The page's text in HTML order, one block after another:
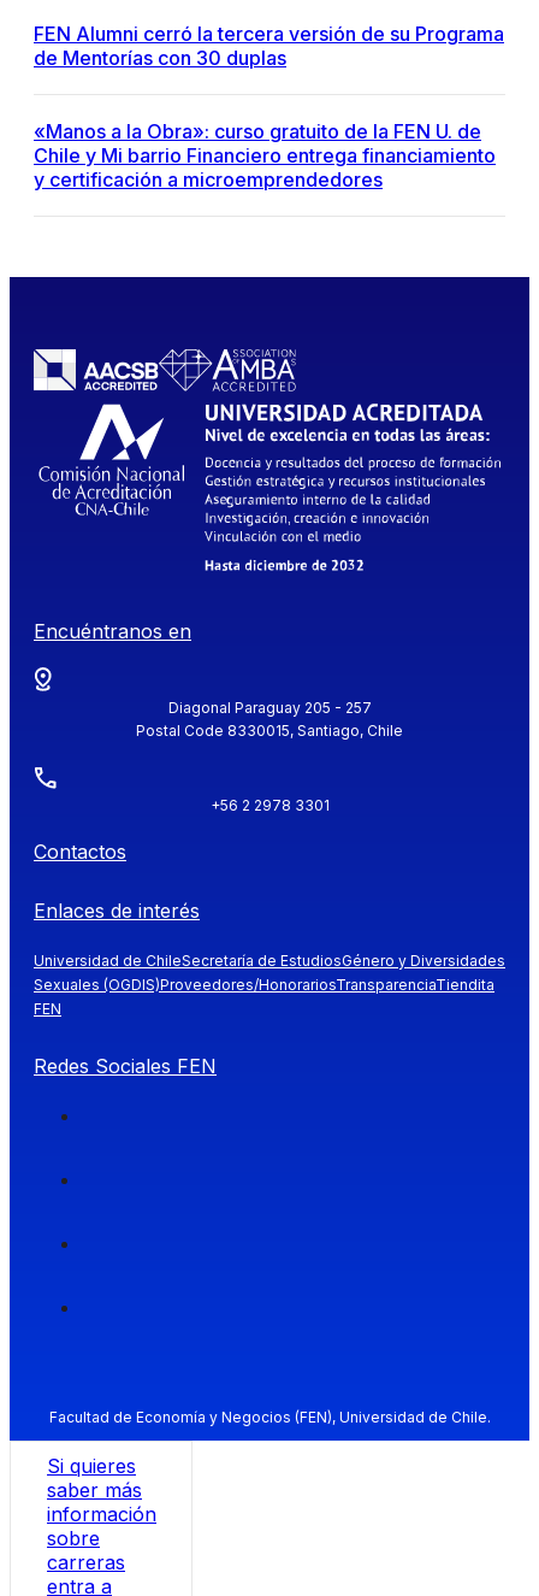
FEN Alumni cerró la tercera versión de su Programa
de Mentorías con 30 duplas
«Manos a la Obra»: curso gratuito de la FEN U. de
Chile y Mi barrio Financiero entrega financiamiento
y certificación a microemprendedores
Encuéntranos en
Diagonal Paraguay 205 - 257
Postal Code 8330015, Santiago, Chile
+56 2 2978 3301
Contactos
Enlaces de interés
Universidad de ChileSecretaría de EstudiosGénero y Diversidades
Sexuales (OGDIS)Proveedores/HonorariosTransparenciaTiendita
FEN
Redes Sociales FEN
Facultad de Economía y Negocios (FEN), Universidad de Chile.
Si quieres
saber más
información
sobre
carreras
entra a